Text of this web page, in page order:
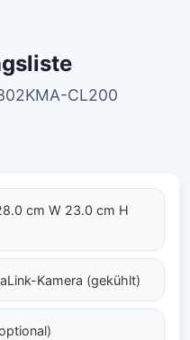
CL200
cm W 23.0 cm H
Kamera (gekühlt)